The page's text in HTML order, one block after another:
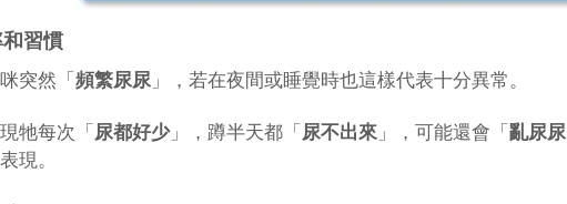
習慣
突然「 頻繁尿尿 」，若在夜間或睡覺時也這樣代表十分異常。
牠每次「 尿都好少」，蹲半天都「 尿不出來 」，可能還會「 亂尿尿
現。